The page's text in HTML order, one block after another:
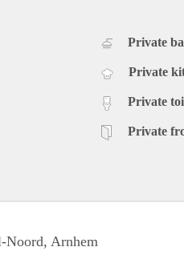
huurovereenkomst
ons op voor meer informatie of
Private
Private
Private
Private
Noord, Arnhem